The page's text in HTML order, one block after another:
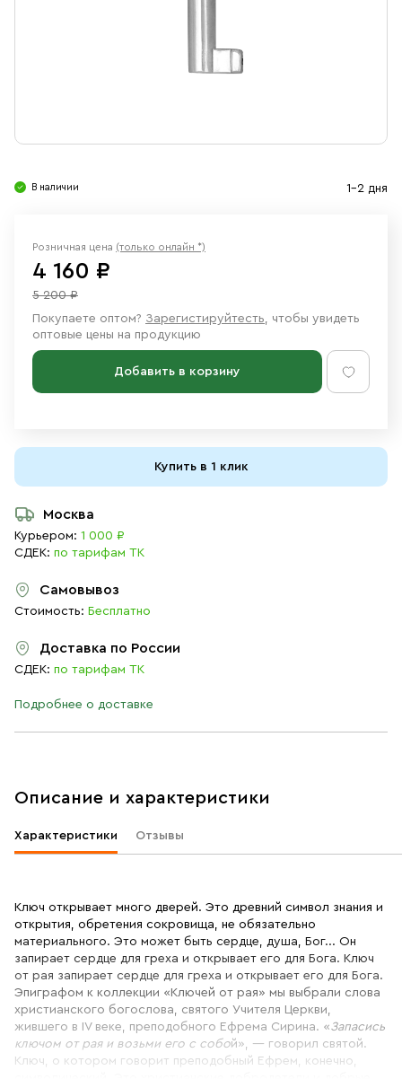
В наличии 1-2 дня
Розничная цена (только онлайн *)
4 160 ₽
5 200 ₽
Покупаете оптом? Зарегистируйтесть, чтобы увидеть
оптовые цены на продукцию
Добавить в корзину
Купить в 1 клик
Москва
Курьером: 1 000 ₽
СДЕК: по тарифам ТК
Самовывоз
Стоимость: Бесплатно
Доставка по России
СДЕК: по тарифам ТК
Подробнее о доставке
Описание и характеристики
Характеристики Отзывы
Ключ открывает много дверей. Это древний символ знания и
открытия, обретения сокровища, не обязательно
материального. Это может быть сердце, душа, Бог... Он
запирает сердце для греха и открывает его для Бога. Ключ
от рая запирает сердце для греха и открывает его для Бога.
Эпиграфом к коллекции «Ключей от рая» мы выбрали слова
христианского богослова, святого Учителя Церкви,
жившего в IV веке, преподобного Ефрема Сирина. «Запасись
ключом от рая и возьми его с собой», — говорил святой.
Ключ, о котором говорит преподобный Ефрем, конечно,